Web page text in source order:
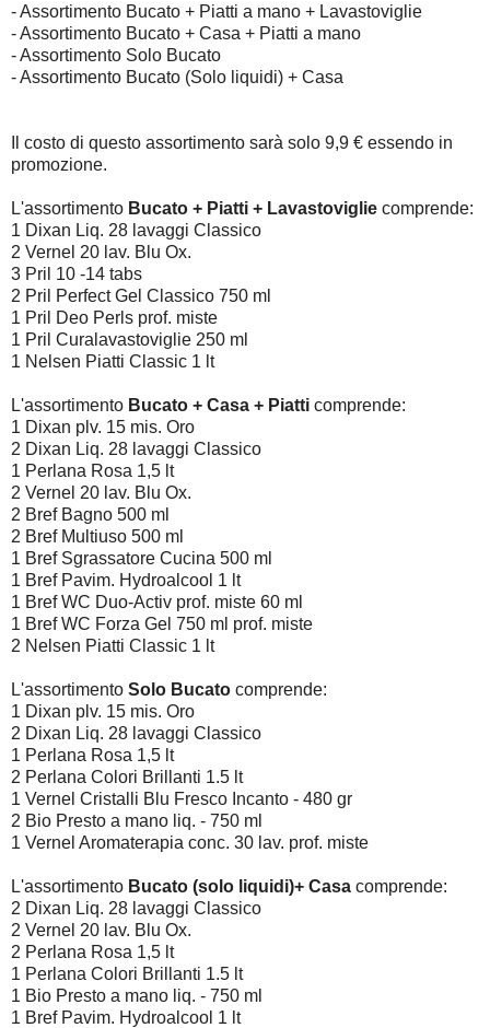
- Assortimento Bucato + Piatti a mano + Lavastoviglie
- Assortimento Bucato + Casa + Piatti a mano
- Assortimento Solo Bucato
- Assortimento Bucato (Solo liquidi) + Casa
Il costo di questo assortimento sarà solo 9,9 € essendo in
promozione.
L'assortimento Bucato + Piatti + Lavastoviglie comprende:
1 Dixan Liq. 28 lavaggi Classico
2 Vernel 20 lav. Blu Ox.
3 Pril 10 -14 tabs
2 Pril Perfect Gel Classico 750 ml
1 Pril Deo Perls prof. miste
1 Pril Curalavastoviglie 250 ml
1 Nelsen Piatti Classic 1 lt
L'assortimento Bucato + Casa + Piatti comprende:
1 Dixan plv. 15 mis. Oro
2 Dixan Liq. 28 lavaggi Classico
1 Perlana Rosa 1,5 lt
2 Vernel 20 lav. Blu Ox.
2 Bref Bagno 500 ml
2 Bref Multiuso 500 ml
1 Bref Sgrassatore Cucina 500 ml
1 Bref Pavim. Hydroalcool 1 lt
1 Bref WC Duo-Activ prof. miste 60 ml
1 Bref WC Forza Gel 750 ml prof. miste
2 Nelsen Piatti Classic 1 lt
L'assortimento Solo Bucato comprende:
1 Dixan plv. 15 mis. Oro
2 Dixan Liq. 28 lavaggi Classico
1 Perlana Rosa 1,5 lt
2 Perlana Colori Brillanti 1.5 lt
1 Vernel Cristalli Blu Fresco Incanto - 480 gr
2 Bio Presto a mano liq. - 750 ml
1 Vernel Aromaterapia conc. 30 lav. prof. miste
L'assortimento Bucato (solo liquidi)+ Casa comprende:
2 Dixan Liq. 28 lavaggi Classico
2 Vernel 20 lav. Blu Ox.
2 Perlana Rosa 1,5 lt
1 Perlana Colori Brillanti 1.5 lt
1 Bio Presto a mano liq. - 750 ml
1 Bref Pavim. Hydroalcool 1 lt